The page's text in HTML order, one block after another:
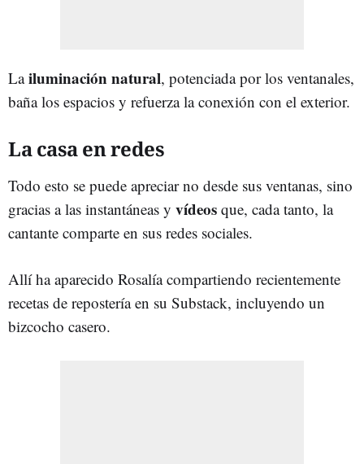
Lailuminación natural, potenciada por los ventanales,
baña los espacios y refuerza la conexión con el exterior.
La casa en redes
Todo esto se puede apreciar no desde sus ventanas, sino
gracias a las instantáneas y vídeos que, cada tanto, la
cantante comparte en sus redes sociales.
Allí ha aparecido Rosalía compartiendo recientemente
recetas de repostería en su Substack, incluyendo un
bizcocho casero.